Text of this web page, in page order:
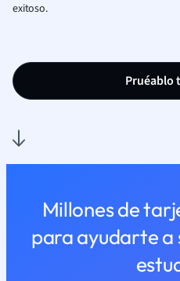
exitoso.
Pruéablo
Millones de
para ayudarte a